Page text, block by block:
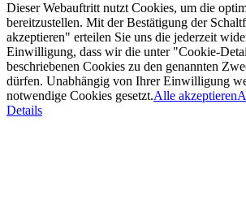
Dieser Webauftritt nutzt Cookies, um die
bereitzustellen. Mit der Bestätigung der
akzeptieren" erteilen Sie uns die jederzeit
Einwilligung, dass wir die unter "Cookie-
beschriebenen Cookies zu den genannten
dürfen. Unabhängig von Ihrer Einwilligung
notwendige Cookies gesetzt.Alle akzeptieren
Details